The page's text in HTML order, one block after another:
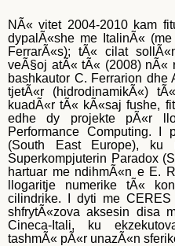
NÃ« vitet 2004-2010 kam
dypalÃ«she me ItalinÃ«
FerrarÃ«s); tÃ« cilat
veÃ§oj atÃ« tÃ« (2008) nÃ«
bashkautor C. Ferrarion
tjetÃ«r (hidrodinamikÃ«)
kuadÃ«r tÃ« kÃ«saj fushe,
edhe dy projekte pÃ«r
Performance Computing.
(South East Europe),
Superkompjuterin Paradox
hartuar me ndihmÃ«n e E.
llogaritje numerike tÃ«
cilindrike. I dyti me
shfrytÃ«zova aksesin disa
Cineca-Itali, ku
tashmÃ« pÃ«r unazÃ«n